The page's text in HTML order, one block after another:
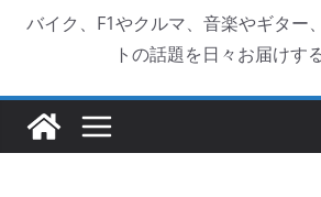
バイク、F1やクルマ、音楽やギター
トの話題を日々お届けす